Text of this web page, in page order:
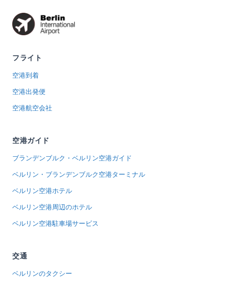
フライト
空港到着
空港出発便
空港航空会社
空港ガイド
ブランデンブルク・ベルリン空港ガイド
ベルリン・ブランデンブルク空港ターミナル
ベルリン空港ホテル
ベルリン空港周辺のホテル
ベルリン空港駐車場サービス
交通
ベルリンのタクシー